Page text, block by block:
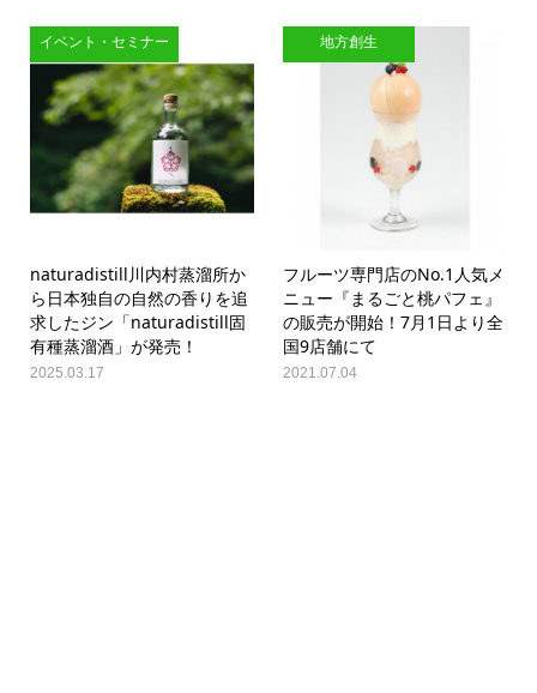
イベント・セミナー
naturadistill川内村蒸溜所か
ら日本独自の自然の香りを追
求したジン「naturadistill固
有種蒸溜酒」が発売！
2025.03.17
地方創生
フルーツ専門店のNo.1人気メ
ニュー『まるごと桃パフェ』
の販売が開始！7月1日より全
国9店舗にて
2021.07.04